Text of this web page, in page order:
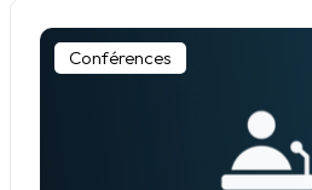
Conférences